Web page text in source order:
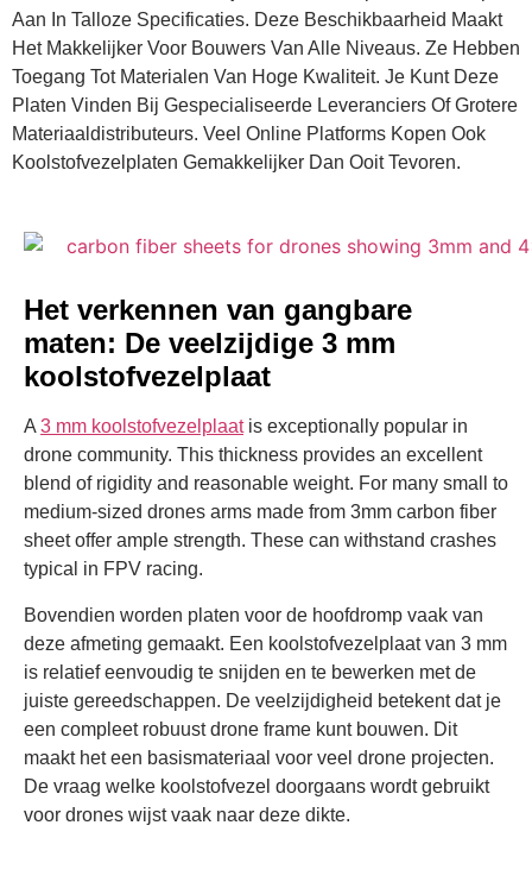
Aan In Talloze Specificaties. Deze Beschikbaarheid Maakt
Het Makkelijker Voor Bouwers Van Alle Niveaus. Ze Hebben
Toegang Tot Materialen Van Hoge Kwaliteit. Je Kunt Deze
Platen Vinden Bij Gespecialiseerde Leveranciers Of Grotere
Materiaaldistributeurs. Veel Online Platforms Kopen Ook
Koolstofvezelplaten Gemakkelijker Dan Ooit Tevoren.
Het verkennen van gangbare
maten: De veelzijdige 3 mm
koolstofvezelplaat
A 3 mm koolstofvezelplaatis exceptionally popular in
drone community. This thickness provides an excellent
blend of rigidity and reasonable weight. For many small to
medium-sized drones arms made from 3mm carbon fiber
sheet offer ample strength. These can withstand crashes
typical in FPV racing.
Bovendien worden platen voor de hoofdromp vaak van
deze afmeting gemaakt. Een koolstofvezelplaat van 3 mm
is relatief eenvoudig te snijden en te bewerken met de
juiste gereedschappen. De veelzijdigheid betekent dat je
een compleet robuust drone frame kunt bouwen. Dit
maakt het een basismateriaal voor veel drone projecten.
De vraag welke koolstofvezel doorgaans wordt gebruikt
voor drones wijst vaak naar deze dikte.